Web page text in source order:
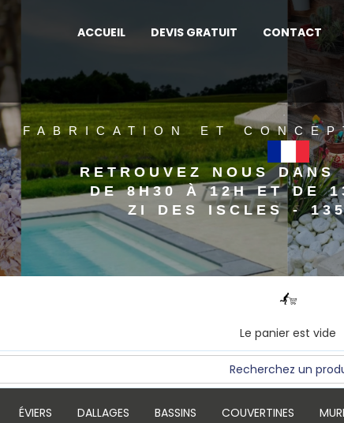
ACCUEIL DEVIS GRATUIT CONTACT
.
FABRICATION ET
RETROUVEZ NOUS
DE 8H30 À 12H ET DE
ZI DES ISCLES -
Le panier est vide
ÉVIERS DALLAGES BASSINS COUVERTINES